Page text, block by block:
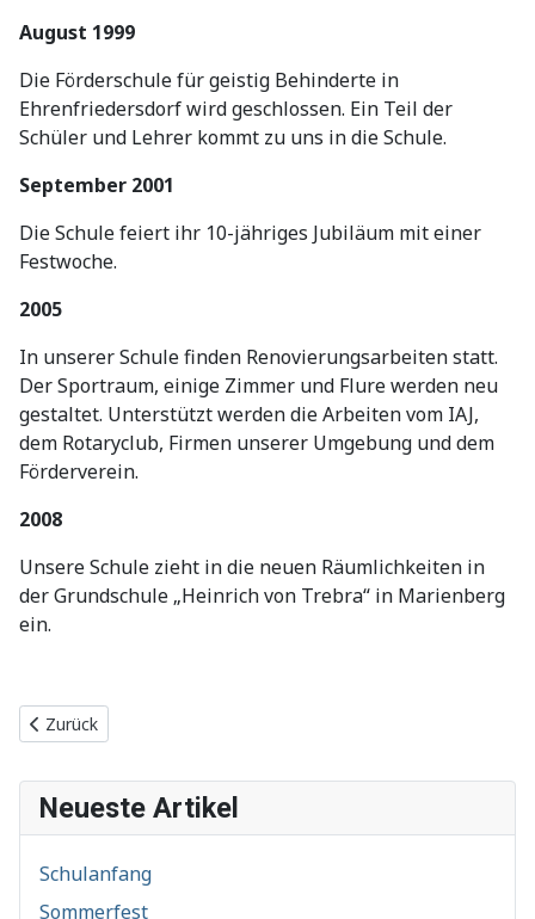
August 1999
Die Förderschule für geistig Behinderte in
Ehrenfriedersdorf wird geschlossen. Ein Teil der
Schüler und Lehrer kommt zu uns in die Schule.
September 2001
Die Schule feiert ihr 10-jähriges Jubiläum mit einer
Festwoche.
2005
In unserer Schule finden Renovierungsarbeiten statt.
Der Sportraum, einige Zimmer und Flure werden neu
gestaltet. Unterstützt werden die Arbeiten vom IAJ,
dem Rotaryclub, Firmen unserer Umgebung und dem
Förderverein.
2008
Unsere Schule zieht in die neuen Räumlichkeiten in
der Grundschule „Heinrich von Trebra“ in Marienberg
ein.
Vorheriger Beitrag: Johann Ehrenfried Wagner
Zurück
Neueste Artikel
Schulanfang
Sommerfest